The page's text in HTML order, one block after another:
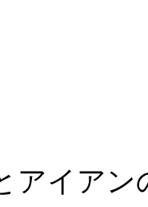
アイアン